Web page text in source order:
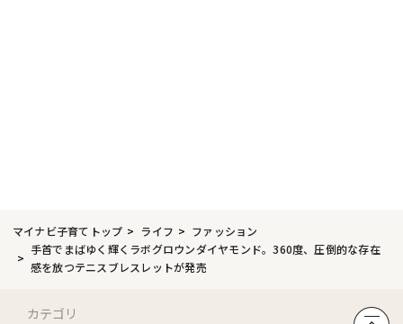
マイナビ子育てトップ ライフ
ファッション
手首でまばゆく輝くラボグロウンダイヤモンド。360度、圧倒的な存在
感を放つテニスブレスレットが発売
カテゴリ